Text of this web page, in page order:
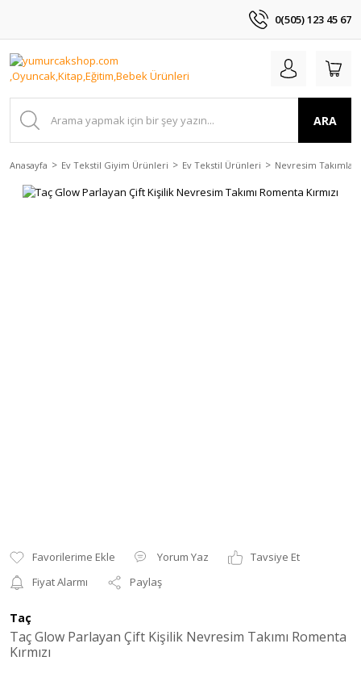
0(505) 123 45 67
ARA
Anasayfa Ev Tekstil Giyim Ürünleri Ev Tekstil Ürünleri Nevresim Takımları
Yorum Yaz
Tavsiye Et
Fiyat Alarmı
Paylaş
Taç
Taç Glow Parlayan Çift Kişilik Nevresim Takımı Romenta
Kırmızı